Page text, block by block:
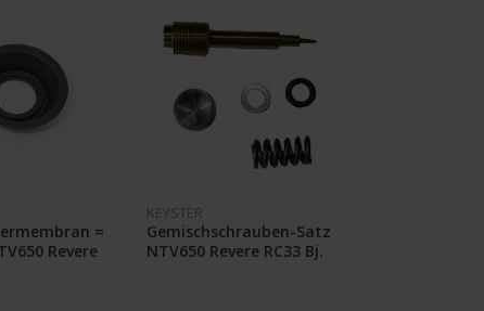
=
Revere
KEYSTER
Gemischschrauben-Satz
NTV650 Revere RC33 Bj.